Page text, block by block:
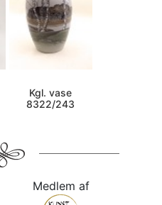
Kgl. vase
8322/243
Medlem af